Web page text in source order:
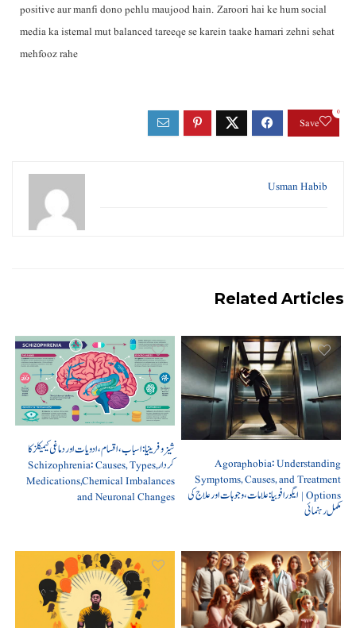
positive aur manfi dono pehlu maujood hain. Zaroori hai ke hum social
media ka istemal mut balanced tareeqe se karein taake hamari zehni sehat
mehfooz rahe
Save
0
Usman Habib
Related Articles
Agoraphobia: Understanding
Symptoms, Causes, and Treatment
Options | ایگورافوبیا: علامات، وجوہات اور علاج کی
مکمل رہنمائی
شیزوفرینیا: اسباب، اقسام، ادویات اور دماغی کیمیکلز کا
کردار Schizophrenia: Causes, Types,
Medications,Chemical Imbalances
and Neuronal Changes